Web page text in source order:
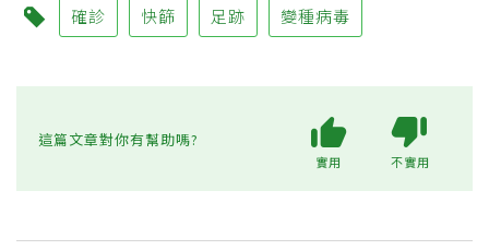
確診 快篩 足跡 變種病毒
這篇文章對你有幫助嗎?
實用 不實用